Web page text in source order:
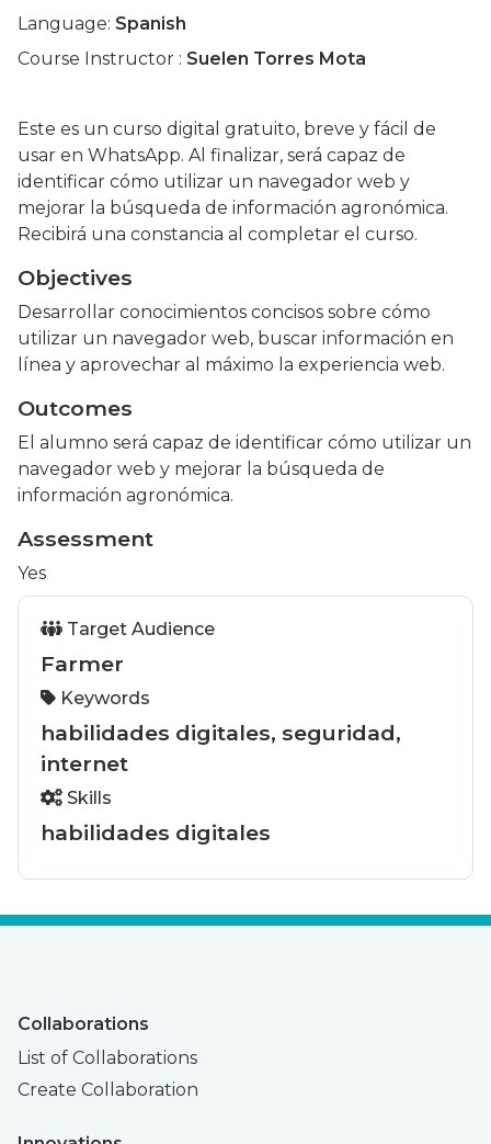
Language: Spanish
Course Instructor : Suelen Torres Mota
Este es un curso digital gratuito, breve y fácil de
usar en WhatsApp. Al finalizar, será capaz de
identificar cómo utilizar un navegador web y
mejorar la búsqueda de información agronómica.
Recibirá una constancia al completar el curso.
Objectives
Desarrollar conocimientos concisos sobre cómo
utilizar un navegador web, buscar información en
línea y aprovechar al máximo la experiencia web.
Outcomes
El alumno será capaz de identificar cómo utilizar un
navegador web y mejorar la búsqueda de
información agronómica.
Assessment
Yes
Target Audience
Farmer
Keywords
habilidades digitales, seguridad,
internet
Skills
habilidades digitales
Collaborations
List of Collaborations
Create Collaboration